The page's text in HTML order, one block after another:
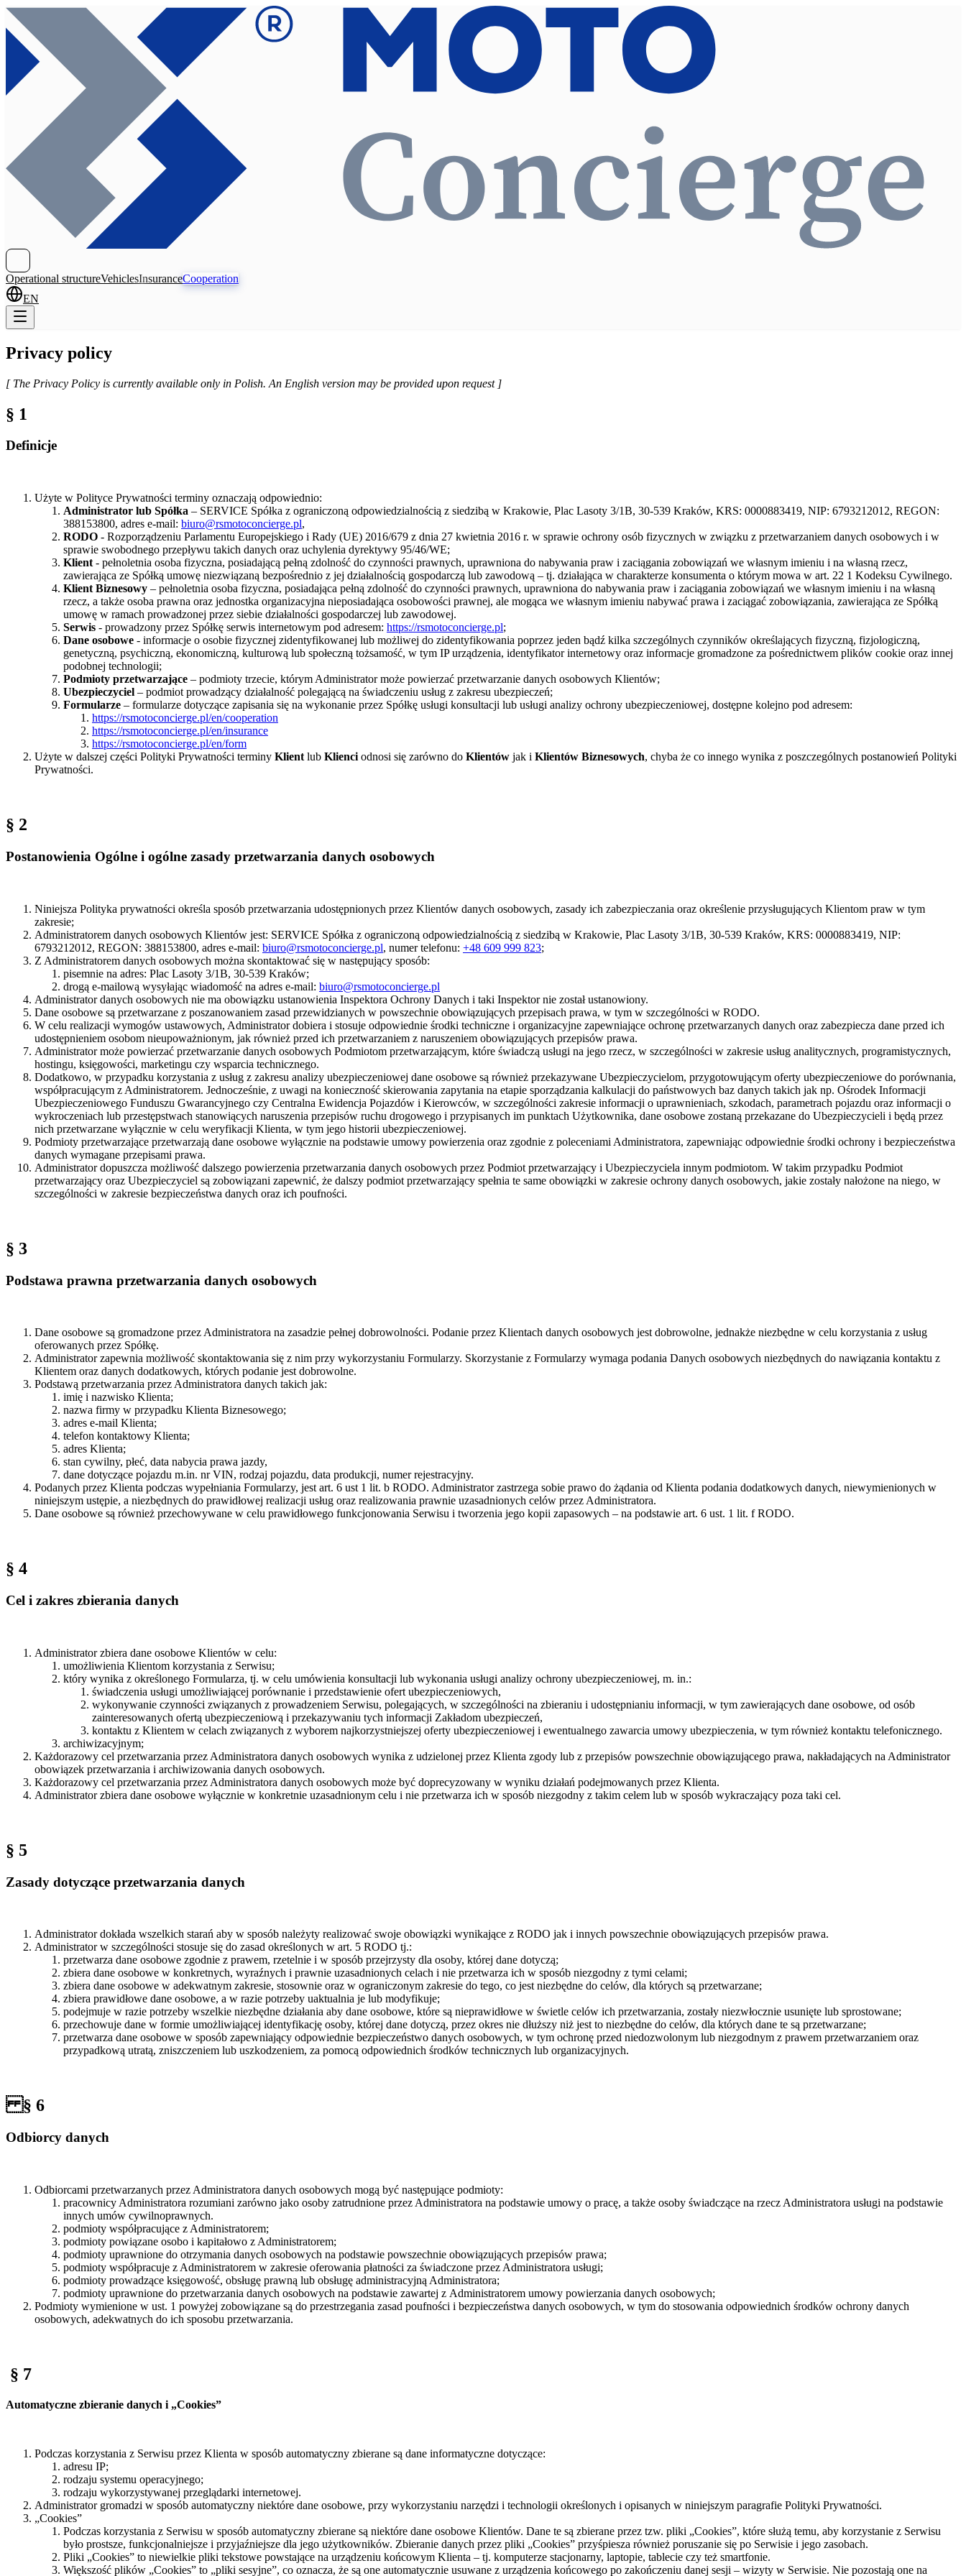
Operational structureVehiclesInsuranceCooperation
EN
Privacy policy
[ The Privacy Policy is currently available only in Polish. An English version may be provided upon request ]
§ 1
Definicje
Użyte w Polityce Prywatności terminy oznaczają odpowiednio:
Administrator lub Spółka – SERVICE Spółka z ograniczoną odpowiedzialnością z siedzibą w Krakowie, Plac Lasoty 3/1B, 30-539 Kraków, KRS: 0000883419, NIP: 6793212012, REGON:
388153800, adres e-mail: biuro@rsmotoconcierge.pl,
RODO - Rozporządzeniu Parlamentu Europejskiego i Rady (UE) 2016/679 z dnia 27 kwietnia 2016 r. w sprawie ochrony osób fizycznych w związku z przetwarzaniem danych osobowych i w
sprawie swobodnego przepływu takich danych oraz uchylenia dyrektywy 95/46/WE;
Klient - pełnoletnia osoba fizyczna, posiadającą pełną zdolność do czynności prawnych, uprawniona do nabywania praw i zaciągania zobowiązań we własnym imieniu i na własną rzecz,
zawierająca ze Spółką umowę niezwiązaną bezpośrednio z jej działalnością gospodarczą lub zawodową – tj. działająca w charakterze konsumenta o którym mowa w art. 22 1 Kodeksu Cywilnego.
Klient Biznesowy – pełnoletnia osoba fizyczna, posiadająca pełną zdolność do czynności prawnych, uprawniona do nabywania praw i zaciągania zobowiązań we własnym imieniu i na własną
rzecz, a także osoba prawna oraz jednostka organizacyjna nieposiadająca osobowości prawnej, ale mogąca we własnym imieniu nabywać prawa i zaciągać zobowiązania, zawierająca ze Spółką
umowę w ramach prowadzonej przez siebie działalności gospodarczej lub zawodowej.
Serwis - prowadzony przez Spółkę serwis internetowym pod adresem: https://rsmotoconcierge.pl;
Dane osobowe - informacje o osobie fizycznej zidentyfikowanej lub możliwej do zidentyfikowania poprzez jeden bądź kilka szczególnych czynników określających fizyczną, fizjologiczną,
genetyczną, psychiczną, ekonomiczną, kulturową lub społeczną tożsamość, w tym IP urządzenia, identyfikator internetowy oraz informacje gromadzone za pośrednictwem plików cookie oraz innej
podobnej technologii;
Podmioty przetwarzające – podmioty trzecie, którym Administrator może powierzać przetwarzanie danych osobowych Klientów;
Ubezpieczyciel – podmiot prowadzący działalność polegającą na świadczeniu usług z zakresu ubezpieczeń;
Formularze – formularze dotyczące zapisania się na wykonanie przez Spółkę usługi konsultacji lub usługi analizy ochrony ubezpieczeniowej, dostępne kolejno pod adresem:
https://rsmotoconcierge.pl/en/cooperation
https://rsmotoconcierge.pl/en/insurance
https://rsmotoconcierge.pl/en/form
Użyte w dalszej części Polityki Prywatności terminy Klient lub Klienci odnosi się zarówno do Klientów jak i Klientów Biznesowych, chyba że co innego wynika z poszczególnych postanowień Polityki
Prywatności.
§ 2
Postanowienia Ogólne i ogólne zasady przetwarzania danych osobowych
Niniejsza Polityka prywatności określa sposób przetwarzania udostępnionych przez Klientów danych osobowych, zasady ich zabezpieczania oraz określenie przysługujących Klientom praw w tym
zakresie;
Administratorem danych osobowych Klientów jest: SERVICE Spółka z ograniczoną odpowiedzialnością z siedzibą w Krakowie, Plac Lasoty 3/1B, 30-539 Kraków, KRS: 0000883419, NIP:
6793212012, REGON: 388153800, adres e-mail: biuro@rsmotoconcierge.pl, numer telefonu: +48 609 999 823;
Z Administratorem danych osobowych można skontaktować się w następujący sposób:
pisemnie na adres: Plac Lasoty 3/1B, 30-539 Kraków;
drogą e-mailową wysyłając wiadomość na adres e-mail: biuro@rsmotoconcierge.pl
Administrator danych osobowych nie ma obowiązku ustanowienia Inspektora Ochrony Danych i taki Inspektor nie został ustanowiony.
Dane osobowe są przetwarzane z poszanowaniem zasad przewidzianych w powszechnie obowiązujących przepisach prawa, w tym w szczególności w RODO.
W celu realizacji wymogów ustawowych, Administrator dobiera i stosuje odpowiednie środki techniczne i organizacyjne zapewniające ochronę przetwarzanych danych oraz zabezpiecza dane przed ich
udostępnieniem osobom nieupoważnionym, jak również przed ich przetwarzaniem z naruszeniem obowiązujących przepisów prawa.
Administrator może powierzać przetwarzanie danych osobowych Podmiotom przetwarzającym, które świadczą usługi na jego rzecz, w szczególności w zakresie usług analitycznych, programistycznych,
hostingu, księgowości, marketingu czy wsparcia technicznego.
Dodatkowo, w przypadku korzystania z usług z zakresu analizy ubezpieczeniowej dane osobowe są również przekazywane Ubezpieczycielom, przygotowującym oferty ubezpieczeniowe do porównania,
współpracującym z Administratorem. Jednocześnie, z uwagi na konieczność skierowania zapytania na etapie sporządzania kalkulacji do państwowych baz danych takich jak np. Ośrodek Informacji
Ubezpieczeniowego Funduszu Gwarancyjnego czy Centralna Ewidencja Pojazdów i Kierowców, w szczególności zakresie informacji o uprawnieniach, szkodach, parametrach pojazdu oraz informacji o
wykroczeniach lub przestępstwach stanowiących naruszenia przepisów ruchu drogowego i przypisanych im punktach Użytkownika, dane osobowe zostaną przekazane do Ubezpieczycieli i będą przez
nich przetwarzane wyłącznie w celu weryfikacji Klienta, w tym jego historii ubezpieczeniowej.
Podmioty przetwarzające przetwarzają dane osobowe wyłącznie na podstawie umowy powierzenia oraz zgodnie z poleceniami Administratora, zapewniając odpowiednie środki ochrony i bezpieczeństwa
danych wymagane przepisami prawa.
Administrator dopuszcza możliwość dalszego powierzenia przetwarzania danych osobowych przez Podmiot przetwarzający i Ubezpieczyciela innym podmiotom. W takim przypadku Podmiot
przetwarzający oraz Ubezpieczyciel są zobowiązani zapewnić, że dalszy podmiot przetwarzający spełnia te same obowiązki w zakresie ochrony danych osobowych, jakie zostały nałożone na niego, w
szczególności w zakresie bezpieczeństwa danych oraz ich poufności.
§ 3
Podstawa prawna przetwarzania danych osobowych
Dane osobowe są gromadzone przez Administratora na zasadzie pełnej dobrowolności. Podanie przez Klientach danych osobowych jest dobrowolne, jednakże niezbędne w celu korzystania z usług
oferowanych przez Spółkę.
Administrator zapewnia możliwość skontaktowania się z nim przy wykorzystaniu Formularzy. Skorzystanie z Formularzy wymaga podania Danych osobowych niezbędnych do nawiązania kontaktu z
Klientem oraz danych dodatkowych, których podanie jest dobrowolne.
Podstawą przetwarzania przez Administratora danych takich jak:
imię i nazwisko Klienta;
nazwa firmy w przypadku Klienta Biznesowego;
adres e-mail Klienta;
telefon kontaktowy Klienta;
adres Klienta;
stan cywilny, płeć, data nabycia prawa jazdy,
dane dotyczące pojazdu m.in. nr VIN, rodzaj pojazdu, data produkcji, numer rejestracyjny.
Podanych przez Klienta podczas wypełniania Formularzy, jest art. 6 ust 1 lit. b RODO. Administrator zastrzega sobie prawo do żądania od Klienta podania dodatkowych danych, niewymienionych w
niniejszym ustępie, a niezbędnych do prawidłowej realizacji usług oraz realizowania prawnie uzasadnionych celów przez Administratora.
Dane osobowe są również przechowywane w celu prawidłowego funkcjonowania Serwisu i tworzenia jego kopii zapasowych – na podstawie art. 6 ust. 1 lit. f RODO.
§ 4
Cel i zakres zbierania danych
Administrator zbiera dane osobowe Klientów w celu:
umożliwienia Klientom korzystania z Serwisu;
który wynika z określonego Formularza, tj. w celu umówienia konsultacji lub wykonania usługi analizy ochrony ubezpieczeniowej, m. in.:
świadczenia usługi umożliwiającej porównanie i przedstawienie ofert ubezpieczeniowych,
wykonywanie czynności związanych z prowadzeniem Serwisu, polegających, w szczególności na zbieraniu i udostępnianiu informacji, w tym zawierających dane osobowe, od osób
zainteresowanych ofertą ubezpieczeniową i przekazywaniu tych informacji Zakładom ubezpieczeń,
kontaktu z Klientem w celach związanych z wyborem najkorzystniejszej oferty ubezpieczeniowej i ewentualnego zawarcia umowy ubezpieczenia, w tym również kontaktu telefonicznego.
archiwizacyjnym;
Każdorazowy cel przetwarzania przez Administratora danych osobowych wynika z udzielonej przez Klienta zgody lub z przepisów powszechnie obowiązującego prawa, nakładających na Administrator
obowiązek przetwarzania i archiwizowania danych osobowych.
Każdorazowy cel przetwarzania przez Administratora danych osobowych może być doprecyzowany w wyniku działań podejmowanych przez Klienta.
Administrator zbiera dane osobowe wyłącznie w konkretnie uzasadnionym celu i nie przetwarza ich w sposób niezgodny z takim celem lub w sposób wykraczający poza taki cel.
§ 5
Zasady dotyczące przetwarzania danych
Administrator dokłada wszelkich starań aby w sposób należyty realizować swoje obowiązki wynikające z RODO jak i innych powszechnie obowiązujących przepisów prawa.
Administrator w szczególności stosuje się do zasad określonych w art. 5 RODO tj.:
przetwarza dane osobowe zgodnie z prawem, rzetelnie i w sposób przejrzysty dla osoby, której dane dotyczą;
zbiera dane osobowe w konkretnych, wyraźnych i prawnie uzasadnionych celach i nie przetwarza ich w sposób niezgodny z tymi celami;
zbiera dane osobowe w adekwatnym zakresie, stosownie oraz w ograniczonym zakresie do tego, co jest niezbędne do celów, dla których są przetwarzane;
zbiera prawidłowe dane osobowe, a w razie potrzeby uaktualnia je lub modyfikuje;
podejmuje w razie potrzeby wszelkie niezbędne działania aby dane osobowe, które są nieprawidłowe w świetle celów ich przetwarzania, zostały niezwłocznie usunięte lub sprostowane;
przechowuje dane w formie umożliwiającej identyfikację osoby, której dane dotyczą, przez okres nie dłuższy niż jest to niezbędne do celów, dla których dane te są przetwarzane;
przetwarza dane osobowe w sposób zapewniający odpowiednie bezpieczeństwo danych osobowych, w tym ochronę przed niedozwolonym lub niezgodnym z prawem przetwarzaniem oraz
przypadkową utratą, zniszczeniem lub uszkodzeniem, za pomocą odpowiednich środków technicznych lub organizacyjnych.
§ 6
Odbiorcy danych
Odbiorcami przetwarzanych przez Administratora danych osobowych mogą być następujące podmioty:
pracownicy Administratora rozumiani zarówno jako osoby zatrudnione przez Administratora na podstawie umowy o pracę, a także osoby świadczące na rzecz Administratora usługi na podstawie
innych umów cywilnoprawnych.
podmioty współpracujące z Administratorem;
podmioty powiązane osobo i kapitałowo z Administratorem;
podmioty uprawnione do otrzymania danych osobowych na podstawie powszechnie obowiązujących przepisów prawa;
podmioty współpracuje z Administratorem w zakresie oferowania płatności za świadczone przez Administratora usługi;
podmioty prowadzące księgowość, obsługę prawną lub obsługę administracyjną Administratora;
podmioty uprawnione do przetwarzania danych osobowych na podstawie zawartej z Administratorem umowy powierzania danych osobowych;
Podmioty wymienione w ust. 1 powyżej zobowiązane są do przestrzegania zasad poufności i bezpieczeństwa danych osobowych, w tym do stosowania odpowiednich środków ochrony danych
osobowych, adekwatnych do ich sposobu przetwarzania.
§ 7
Automatyczne zbieranie danych i „Cookies”
Podczas korzystania z Serwisu przez Klienta w sposób automatyczny zbierane są dane informatyczne dotyczące:
adresu IP;
rodzaju systemu operacyjnego;
rodzaju wykorzystywanej przeglądarki internetowej.
Administrator gromadzi w sposób automatyczny niektóre dane osobowe, przy wykorzystaniu narzędzi i technologii określonych i opisanych w niniejszym paragrafie Polityki Prywatności.
„Cookies”
Podczas korzystania z Serwisu w sposób automatyczny zbierane są niektóre dane osobowe Klientów. Dane te są zbierane przez tzw. pliki „Cookies”, które służą temu, aby korzystanie z Serwisu
było prostsze, funkcjonalniejsze i przyjaźniejsze dla jego użytkowników. Zbieranie danych przez pliki „Cookies” przyśpiesza również poruszanie się po Serwisie i jego zasobach.
Pliki „Cookies” to niewielkie pliki tekstowe powstające na urządzeniu końcowym Klienta – tj. komputerze stacjonarny, laptopie, tablecie czy też smartfonie.
Większość plików „Cookies” to „pliki sesyjne”, co oznacza, że są one automatycznie usuwane z urządzenia końcowego po zakończeniu danej sesji – wizyty w Serwisie. Nie pozostają one na